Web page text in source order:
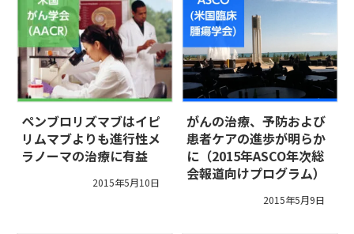
ペンブロリズマブはイピ
リムマブよりも進行性メ
ラノーマの治療に有益
2015年5月10日
がんの治療、予防および
患者ケアの進歩が明らか
に（2015年ASCO年次総
会報道向けプログラム）
2015年5月9日